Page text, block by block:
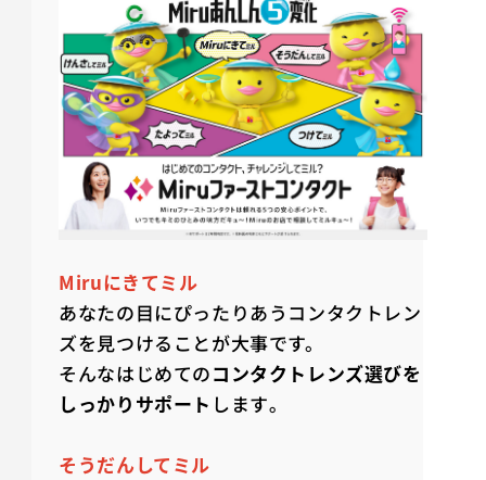
Miruにきてミル
あなたの目にぴったりあうコンタクトレン
ズを見つけることが大事です。
そんなはじめてのコンタクトレンズ選びを
しっかりサポート します｡
そうだんしてミル